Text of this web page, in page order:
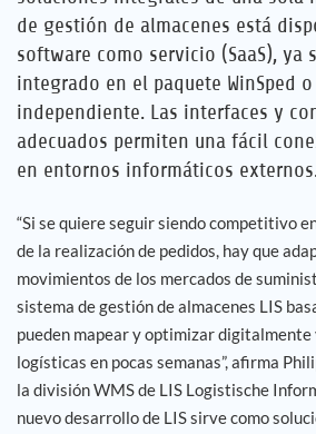
de gestión de almacenes está
software como servicio (SaaS), ya
integrado en el paquete WinSped
independiente. Las interfaces y
adecuados permiten una fácil
en entornos informáticos
“Si se quiere seguir siendo competitivo
de la realización de pedidos, hay que
movimientos de los mercados de
sistema de gestión de almacenes LIS
pueden mapear y optimizar digitalmente
logísticas en pocas semanas”, afirma
la división WMS de LIS Logistische
nuevo desarrollo de LIS sirve como